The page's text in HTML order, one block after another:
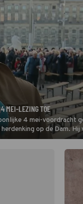
MEI-LEZING TOE
4 mei-voordracht
op de Dam. Hij
9-jarige leeftijd